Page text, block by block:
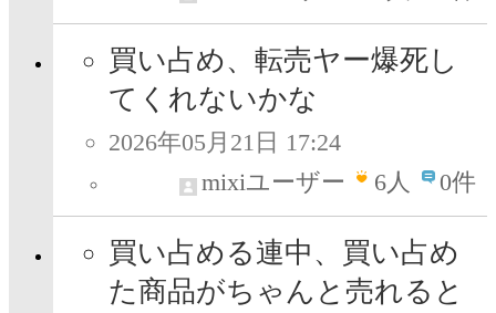
買い占め、転売ヤー爆死し
てくれないかな
2026年05月21日 17:24
mixiユーザー
6人 0件
買い占める連中、買い占め
た商品がちゃんと売れると